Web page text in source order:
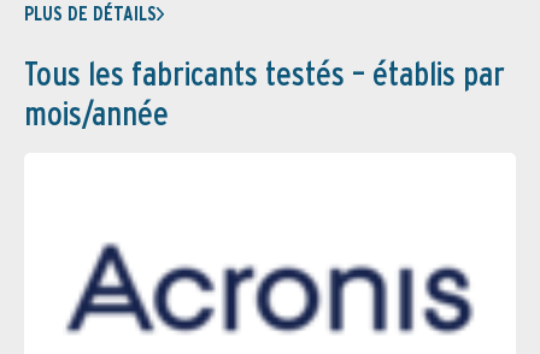
PLUS DE DÉTAILS
Tous les fabricants testés – établis par
mois/année